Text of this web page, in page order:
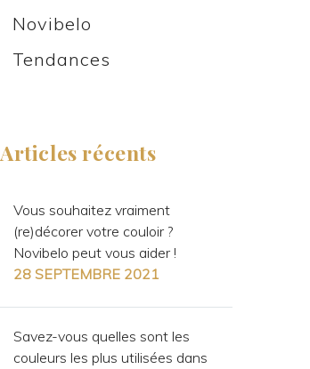
Novibelo
Tendances
Articles récents
Vous souhaitez vraiment
(re)décorer votre couloir ?
Novibelo peut vous aider !
28 SEPTEMBRE 2021
Savez-vous quelles sont les
couleurs les plus utilisées dans